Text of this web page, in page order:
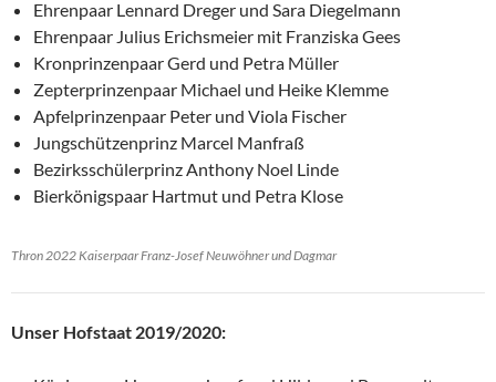
Ehrenpaar Lennard Dreger und Sara Diegelmann
Ehrenpaar Julius Erichsmeier mit Franziska Gees
Kronprinzenpaar Gerd und Petra Müller
Zepterprinzenpaar Michael und Heike Klemme
Apfelprinzenpaar Peter und Viola Fischer
Jungschützenprinz Marcel Manfraß
Bezirksschülerprinz Anthony Noel Linde
Bierkönigspaar Hartmut und Petra Klose
Thron 2022 Kaiserpaar Franz-Josef Neuwöhner und Dagmar
Unser Hofstaat 2019/2020: